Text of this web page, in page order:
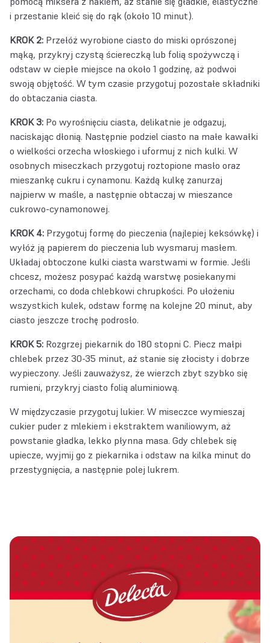
i przestanie kleić się do rąk (około 10 minut).
KROK 2: Przełóż wyrobione ciasto do miski oprószonej
mąką, przykryj czystą ściereczką lub folią spożywczą i
odstaw w ciepłe miejsce na około 1 godzinę, aż podwoi
swoją objętość. W tym czasie przygotuj pozostałe składniki
do obtaczania ciasta.
KROK 3: Po wyrośnięciu ciasta, delikatnie je odgazuj,
naciskając dłonią. Następnie podziel ciasto na małe kawałki
o wielkości orzecha włoskiego i uformuj z nich kulki. W
osobnych miseczkach przygotuj roztopione masło oraz
mieszankę cukru i cynamonu. Każdą kulkę zanurzaj
najpierw w maśle, a następnie obtaczaj w mieszance
cukrowo-cynamonowej.
KROK 4: Przygotuj formę do pieczenia (najlepiej keksówkę) i
wyłóż ją papierem do pieczenia lub wysmaruj masłem.
Układaj obtoczone kulki ciasta warstwami w formie. Jeśli
chcesz, możesz posypać każdą warstwę posiekanymi
orzechami, co doda chlebkowi chrupkości. Po ułożeniu
wszystkich kulek, odstaw formę na kolejne 20 minut, aby
ciasto jeszcze trochę podrosło.
KROK 5: Rozgrzej piekarnik do 180 stopni C. Piecz małpi
chlebek przez 30-35 minut, aż stanie się złocisty i dobrze
wypieczony. Jeśli zauważysz, że wierzch zbyt szybko się
rumieni, przykryj ciasto folią aluminiową.
W międzyczasie przygotuj lukier. W miseczce wymieszaj
cukier puder z mlekiem i ekstraktem waniliowym, aż
powstanie gładka, lekko płynna masa. Gdy chlebek się
upiecze, wyjmij go z piekarnika i odstaw na kilka minut do
przestygnięcia, a następnie polej lukrem.